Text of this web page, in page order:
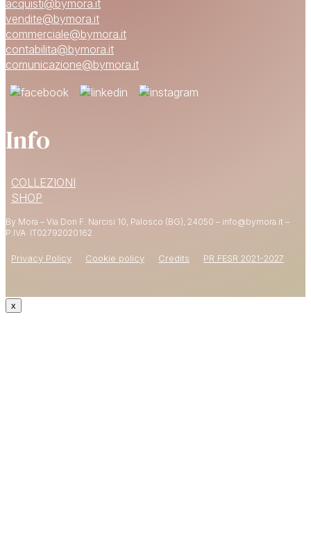
acquisti@bymora.it
vendite@bymora.it
commerciale@bymora.it
contabilita@bymora.it
comunicazione@bymora.it
Info
COLLEZIONI
SHOP
By Mora – Via Don F. Narcisi 10, Palosco (BG), 24050 – info@bymora.it –
P.IVA IT02792020162
Privacy Policy Cookie policy Credits PR FESR 2021-2027
x